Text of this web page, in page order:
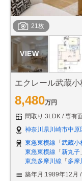
21枚
エクレール武蔵小
8,480万円
間取り:3LDK
専有
神奈川県川崎市中原
東急東横線 「武蔵小
東急東横線 「新丸子
東急多摩川線 「多摩
築年月:1989年12月